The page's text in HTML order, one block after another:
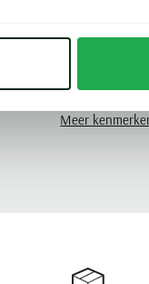
Mouwlengte
Leveranciers
Meer